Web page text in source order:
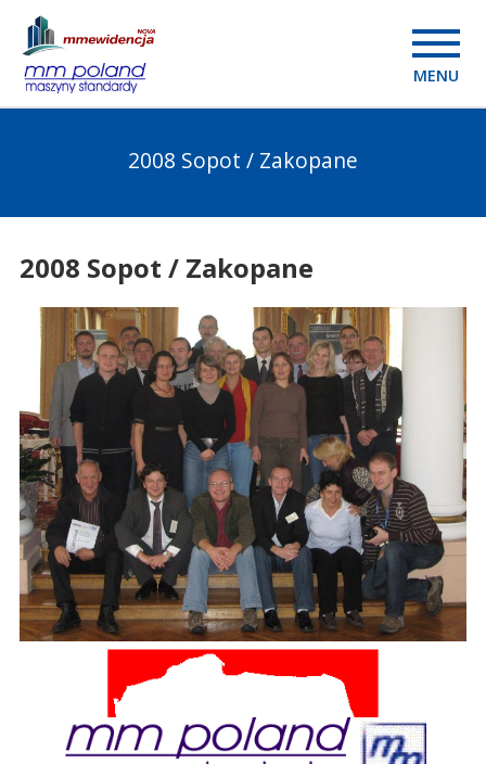
MENU
2008 Sopot / Zakopane
2008 Sopot / Zakopane